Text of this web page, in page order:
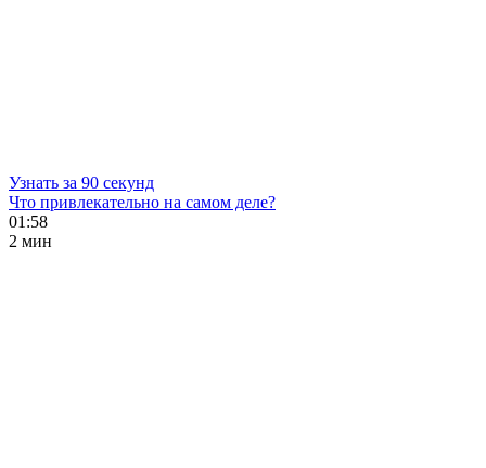
Узнать за 90 секунд
Что привлекательно на самом деле?
01:58
2 мин